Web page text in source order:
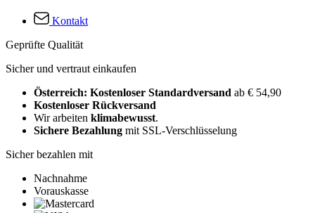
Kontakt
Geprüfte Qualität
Sicher und vertraut einkaufen
Österreich: Kostenloser Standardversand ab € 54,90
Kostenloser Rückversand
Wir arbeiten klimabewusst.
Sichere Bezahlung mit SSL-Verschlüsselung
Sicher bezahlen mit
Nachnahme
Vorauskasse